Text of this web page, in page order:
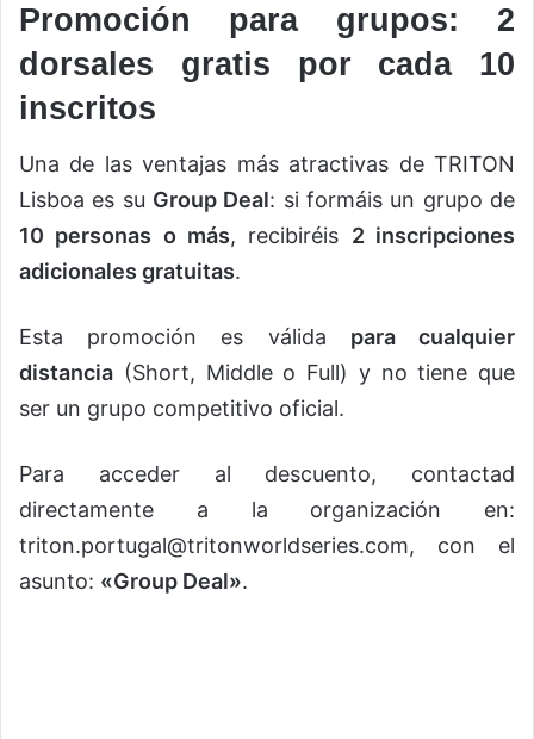
Promoción para grupos: 2
dorsales gratis por cada 10
inscritos
Una de las ventajas más atractivas de TRITON
Lisboa es su Group Deal: si formáis un grupo de
10 personas o más, recibiréis 2 inscripciones
adicionales gratuitas.
Esta promoción es válida para cualquier
distancia (Short, Middle o Full) y no tiene que
ser un grupo competitivo oficial.
Para acceder al descuento, contactad
directamente a la organización en:
triton.portugal@tritonworldseries.com, con el
asunto: «Group Deal».